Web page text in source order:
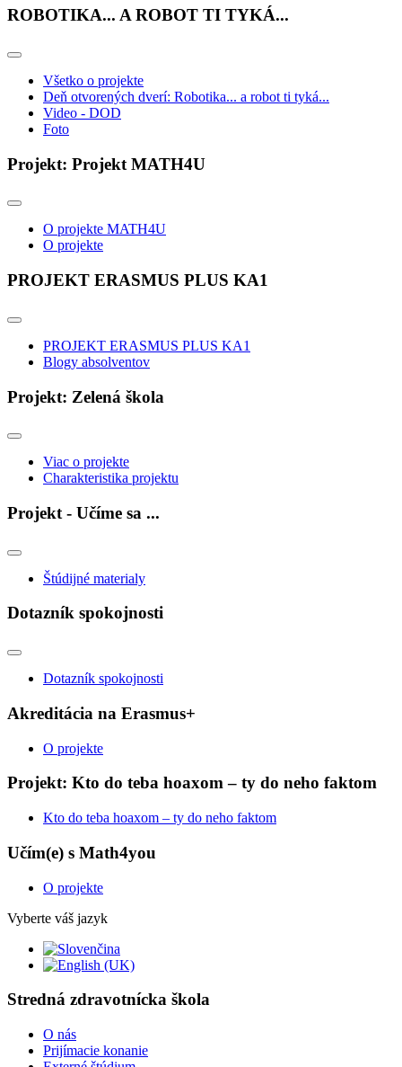
ROBOTIKA... A ROBOT TI TYKÁ...
Všetko o projekte
Deň otvorených dverí: Robotika... a robot ti tyká...
Video - DOD
Foto
Projekt: Projekt MATH4U
O projekte MATH4U
O projekte
PROJEKT ERASMUS PLUS KA1
PROJEKT ERASMUS PLUS KA1
Blogy absolventov
Projekt: Zelená škola
Viac o projekte
Charakteristika projektu
Projekt - Učíme sa ...
Štúdijné materialy
Dotazník spokojnosti
Dotazník spokojnosti
Akreditácia na Erasmus+
O projekte
Projekt: Kto do teba hoaxom – ty do neho faktom
Kto do teba hoaxom – ty do neho faktom
Učím(e) s Math4you
O projekte
Vyberte váš jazyk
Stredná zdravotnícka škola
O nás
Prijímacie konanie